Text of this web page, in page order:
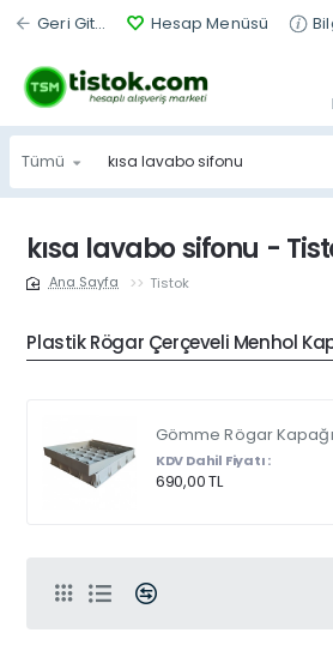
Geri Git... Hesap Menüsü
Tümü
Ürün
bul...
kısa lavabo sifonu -
Tistok
Plastik Rögar Çerçeveli Menhol
KDV Dahil Fiyatı :
690,00 TL